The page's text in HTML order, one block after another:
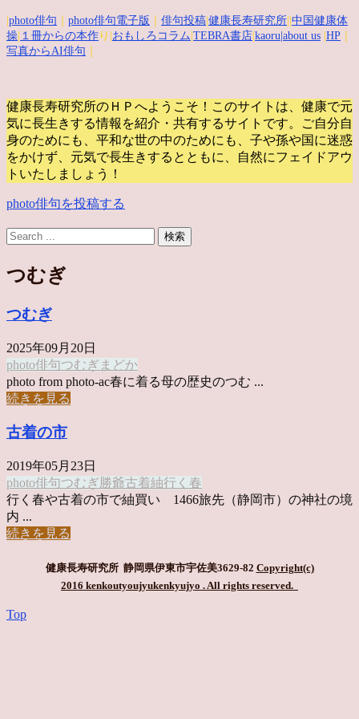
photo俳句 photo俳句電子版 俳句投稿 健康長寿研究所 中国健康体
操 １冊からの本作 り| おもしろコラム TEBRA書店 kaoru |about us HP
写真からAI俳句
健康長寿研究所のＨＰへようこそ！このサイトは、健康で元
気に長生きする情報を紹介・共有するサイトです。
ご自分自
身のためにも、平和な世の中のためにも、子や孫や国に迷惑
をかけず、元気で長生きするとともに、自然にフェイドアウ
トいたしましょう！
photo俳句を投稿する
つむぎ
つむぎ
2025年09月20日
photo俳句つむぎ まどか
photo from photo-ac春に着る母の歴史のつむ ...
続きを見る
古着の市
2019年05月23日
photo俳句つむぎ 勝爺古着紬行く春
行く春や古着の市で紬買い 1466旅先（静岡市）の神社の境
内 ...
続きを見る
健康長寿研究所 静岡県伊東市宇佐美3629-82 Copyright(c)
2016 kenkoutyoujyukenkyujyo . All rights reserved.
Top